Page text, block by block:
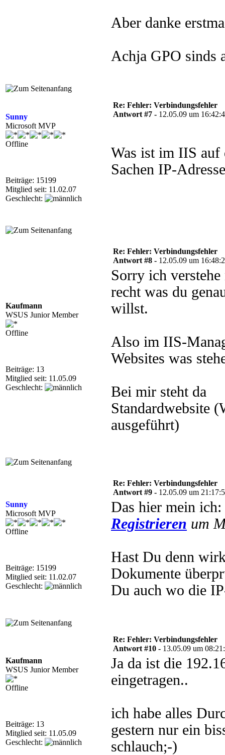
Aber danke
Achja GPO sinds
Sunny
Microsoft MVP
Offline
Beiträge: 15199
Mitglied seit: 11.02.07
Geschlecht:
Re: Fehler: Verbindungsfehler
Antwort #7 - 12.05.09 um
Was ist im IIS auf
Sachen IP-
Kaufmann
WSUS Junior Member
Offline
Beiträge: 13
Mitglied seit: 11.05.09
Geschlecht:
Re: Fehler: Verbindungsfehler
Antwort #8 - 12.05.09 um
Sorry ich
recht was du
willst.
Also im IIS-
Websites was
Bei mir steht da
Standardwebsite
ausgeführt)
Sunny
Microsoft MVP
Offline
Beiträge: 15199
Mitglied seit: 11.02.07
Geschlecht:
Re: Fehler: Verbindungsfehler
Antwort #9 - 12.05.09 um
Das hier mein ich:
Registrieren um
Hast Du denn
Dokumente
Du auch wo die
Kaufmann
WSUS Junior Member
Offline
Beiträge: 13
Mitglied seit: 11.05.09
Geschlecht:
Re: Fehler: Verbindungsfehler
Antwort #10 - 13.05.09 um
Ja da ist die
eingetragen..
ich habe alles
gestern nur ein
schlauch;-)